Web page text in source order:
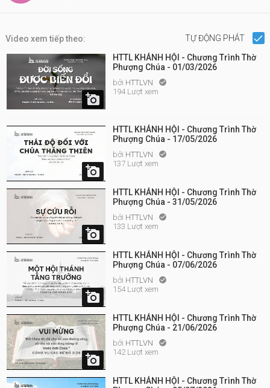
Video xem tiếp theo: TỰ ĐỘNG PHÁT

HTTL KHÁNH HỘI - Chương Trình Thờ
Phượng Chúa - 01/03/2026
bởi HTTLVN 
194 Lượt xem

HTTL KHÁNH HỘI - Chương Trình Thờ
Phượng Chúa - 17/05/2026
bởi HTTLVN 
137 Lượt xem

HTTL KHÁNH HỘI - Chương Trình Thờ
Phượng Chúa - 31/05/2026
bởi HTTLVN 
133 Lượt xem

HTTL KHÁNH HỘI - Chương Trình Thờ
Phượng Chúa - 07/06/2026
bởi HTTLVN 
154 Lượt xem

HTTL KHÁNH HỘI - Chương Trình Thờ
Phượng Chúa - 21/06/2026
bởi HTTLVN 
142 Lượt xem
HTTL KHÁNH HỘI - Chương Trình Thờ